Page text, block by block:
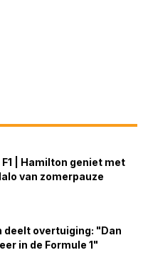
| Hamilton geniet met
van zomerpauze
deelt overtuiging: "Dan
in de Formule 1"